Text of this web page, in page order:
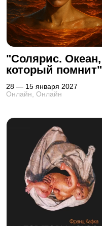
"Солярис. Океан,
который помнит"
28 — 15 января 2027
Онлайн, Онлайн